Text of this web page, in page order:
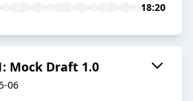
18:20
Mock Draft 1.0
06